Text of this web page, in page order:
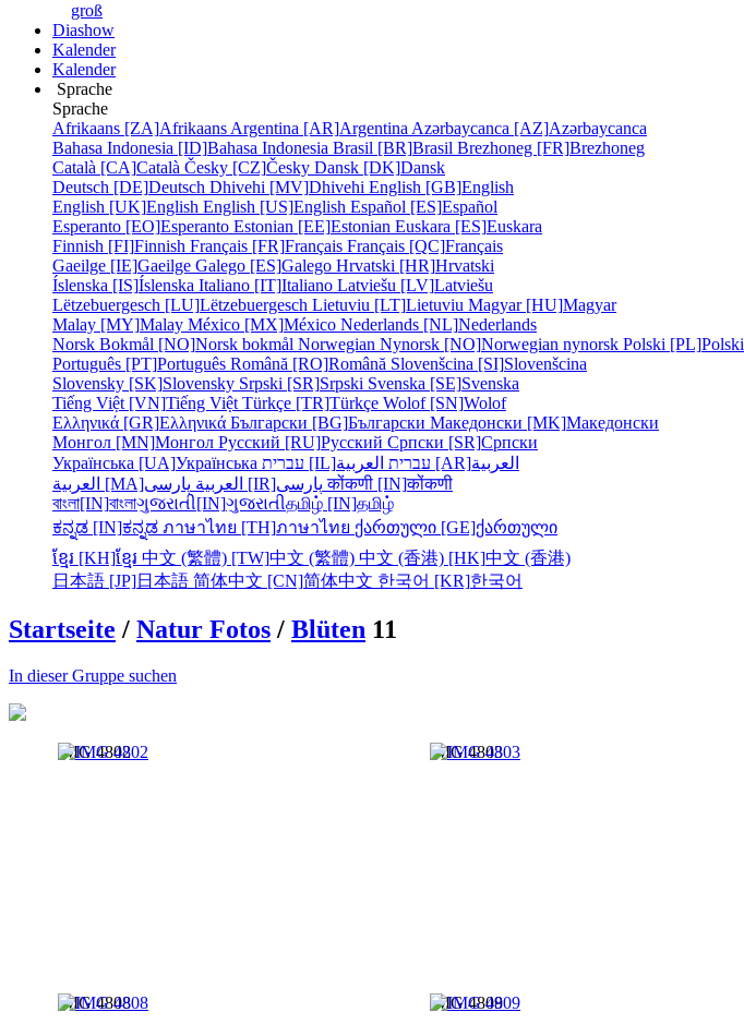
groß
Diashow
Kalender
Kalender
Sprache
Sprache
Afrikaans [ZA]Afrikaans Argentina [AR]Argentina Azərbaycanca [AZ]Azərbaycanca
Bahasa Indonesia [ID]Bahasa Indonesia Brasil [BR]Brasil Brezhoneg [FR]Brezhoneg
Català [CA]Català Česky [CZ]Česky Dansk [DK]Dansk
Deutsch [DE]Deutsch Dhivehi [MV]Dhivehi English [GB]English
English [UK]English English [US]English Español [ES]Español
Esperanto [EO]Esperanto Estonian [EE]Estonian Euskara [ES]Euskara
Finnish [FI]Finnish Français [FR]Français Français [QC]Français
Gaeilge [IE]Gaeilge Galego [ES]Galego Hrvatski [HR]Hrvatski
Íslenska [IS]Íslenska Italiano [IT]Italiano Latviešu [LV]Latviešu
Lëtzebuergesch [LU]Lëtzebuergesch Lietuviu [LT]Lietuviu Magyar [HU]Magyar
Malay [MY]Malay México [MX]México Nederlands [NL]Nederlands
Norsk Bokmål [NO]Norsk bokmål Norwegian Nynorsk [NO]Norwegian nynorsk Polski [PL]Polski
Português [PT]Português Română [RO]Română Slovenšcina [SI]Slovenšcina
Slovensky [SK]Slovensky Srpski [SR]Srpski Svenska [SE]Svenska
Tiếng Việt [VN]Tiếng Việt Türkçe [TR]Türkçe Wolof [SN]Wolof
Ελληνικά [GR]Ελληνικά Български [BG]Български Македонски [MK]Македонски
Монгол [MN]Монгол Русский [RU]Русский Српски [SR]Српски
Українська [UA]Українська עברית [IL] עברית العربية [AR]العربية
العربية [MA]
العربية پارسی [IR] پارسیकोंकणी [IN]कोंकणी
বাংলা[IN]বাংলাગુજરાતી[IN]ગુજરાતીதமிழ் [IN]தமிழ்
ಕನ್ನಡ [IN]ಕನ್ನಡ ภาษาไทย [TH]ภาษาไทย ქართული [GE]ქართული
ខ្មែរ [KH]ខ្មែរ 中文 (繁體) [TW]中文 (繁體) 中文 (香港) [HK]中文 (香港)
日本語 [JP]日本語 简体中文 [CN]简体中文 한국어 [KR]한국어
Startseite / Natur Fotos / Blüten 11
In dieser Gruppe suchen
IMG 4802 IMG 4803
IMG 4808 IMG 4809